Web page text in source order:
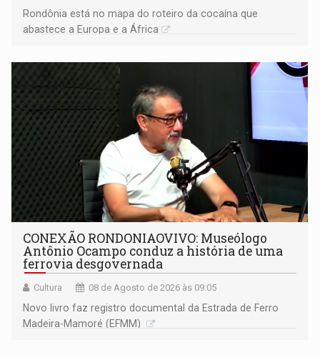
Rondônia está no mapa do roteiro da cocaína que
abastece a Europa e a África
CONEXÃO RONDONIAOVIVO: Museólogo
Antônio Ocampo conduz a história de uma
ferrovia desgovernada
Cultura 08 de Agosto de 2026 às 09:05
Novo livro faz registro documental da Estrada de Ferro
Madeira-Mamoré (EFMM)